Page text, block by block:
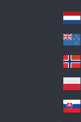
Lat
in
A
me
ric
a
Ne
the
rla
nd
s
Ne
w
Ze
ala
nd
No
rw
ay
Pol
an
Slo